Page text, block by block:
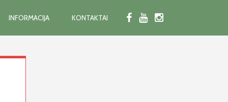
INFORMACIJA KONTAKTAI